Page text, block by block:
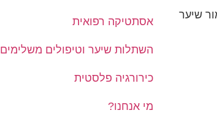
שיער
אסתטיקה רפואית
השתלות שיער וטיפולים משלימים
כירורגיה פלסטית
מי אנחנו?